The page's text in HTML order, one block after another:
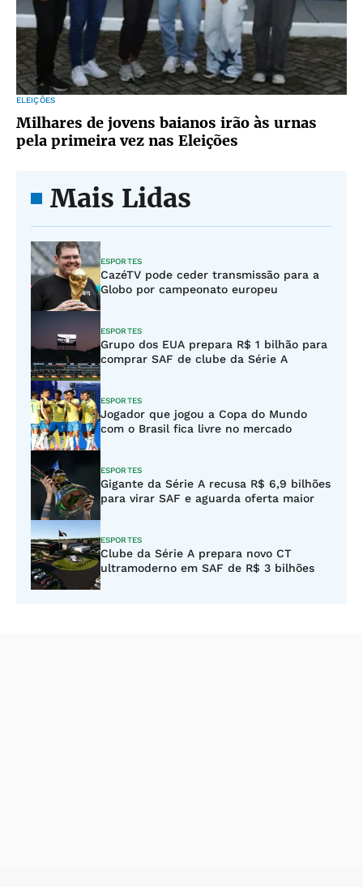
ELEIÇÕES
Milhares de jovens baianos irão às urnas
pela primeira vez nas Eleições
Mais Lidas
ESPORTES
CazéTV pode ceder transmissão para a
Globo por campeonato europeu
ESPORTES
Grupo dos EUA prepara R$ 1 bilhão para
comprar SAF de clube da Série A
ESPORTES
Jogador que jogou a Copa do Mundo
com o Brasil fica livre no mercado
ESPORTES
Gigante da Série A recusa R$ 6,9 bilhões
para virar SAF e aguarda oferta maior
ESPORTES
Clube da Série A prepara novo CT
ultramoderno em SAF de R$ 3 bilhões